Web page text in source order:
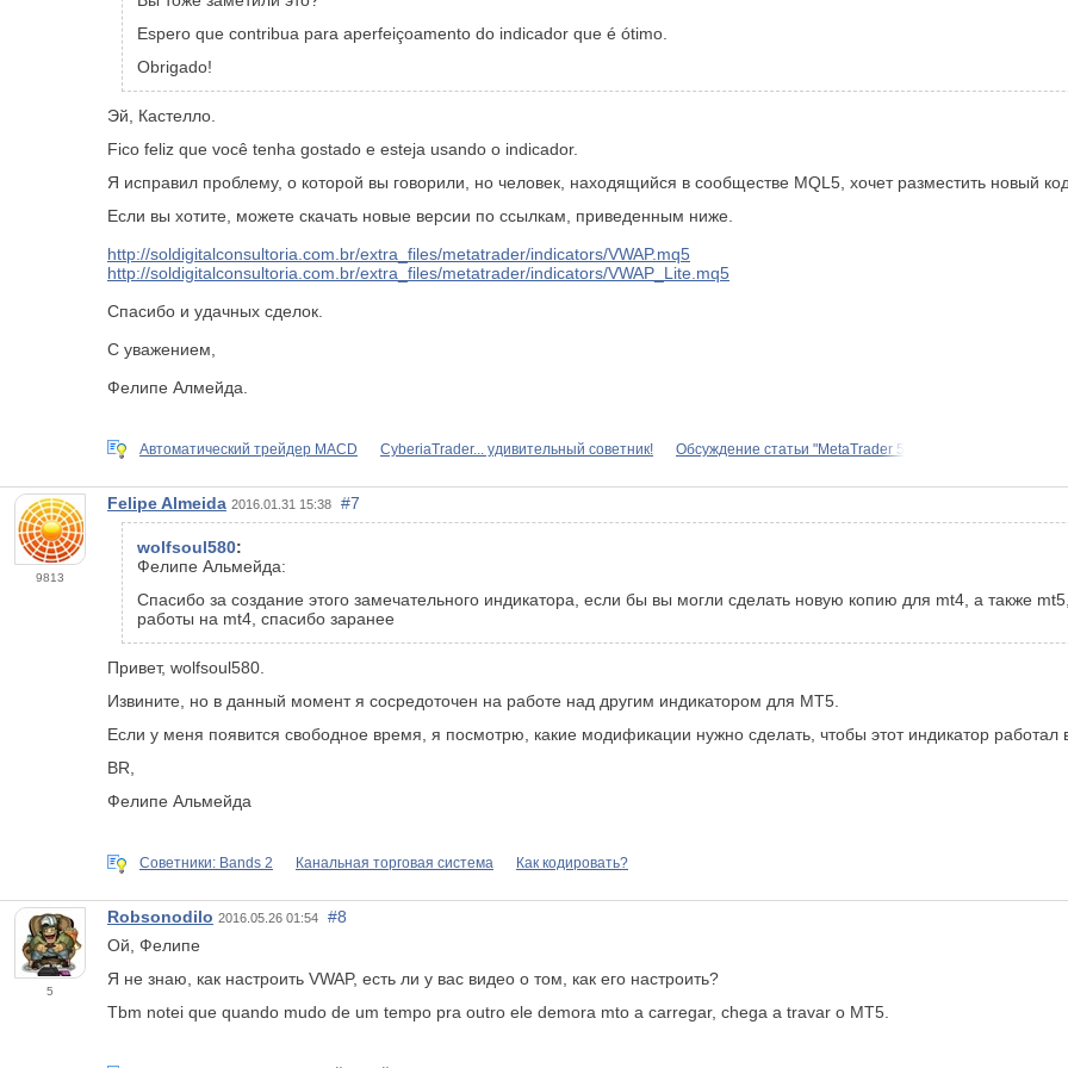
Espero que contribua para aperfeiçoamento do indicador que é ótimo.
Obrigado!
Эй, Кастелло.
Fico feliz que você tenha gostado e esteja usando o indicador.
Я исправил проблему, о которой вы говорили, но человек, находящийся в сообществе MQL5, хочет разместить новый
Если вы хотите, можете скачать новые версии по ссылкам, приведенным ниже.
http://soldigitalconsultoria.com.br/extra_files/metatrader/indicators/VWAP.mq5
http://soldigitalconsultoria.com.br/extra_files/metatrader/indicators/VWAP_Lite.mq5
Спасибо и удачных сделок.
С уважением,
Фелипе Алмейда.
Автоматический трейдер MACD CyberiaTrader... удивительный советник! Обсуждение статьи "MetaTrader 5
9813
Felipe Almeida 2016.01.31 15:38 #7
wolfsoul580:
Фелипе Альмейда:
Спасибо за создание этого замечательного индикатора, если бы вы могли сделать новую копию для mt4, а также
работы на mt4, спасибо заранее
Привет, wolfsoul580.
Извините, но в данный момент я сосредоточен на работе над другим индикатором для MT5.
Если у меня появится свободное время, я посмотрю, какие модификации нужно сделать, чтобы этот индикатор работал
BR,
Фелипе Альмейда
Советники: Bands 2 Канальная торговая система Как кодировать?
5
Robsonodilo 2016.05.26 01:54
#8
Ой, Фелипе
Я не знаю, как настроить VWAP, есть ли у вас видео о том, как его настроить?
Tbm notei que quando mudo de um tempo pra outro ele demora mto a carregar, chega a travar o MT5.